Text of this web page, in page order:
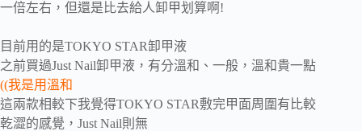
一倍左右，但還是比去給人卸甲划算啊!
目前用的是TOKYO STAR卸甲液
之前買過Just Nail卸甲液，有分溫和、一般，溫和貴一點
((我是用溫和
這兩款相較下我覺得TOKYO STAR敷完甲面周圍有比較
乾澀的感覺，Just Nail則無